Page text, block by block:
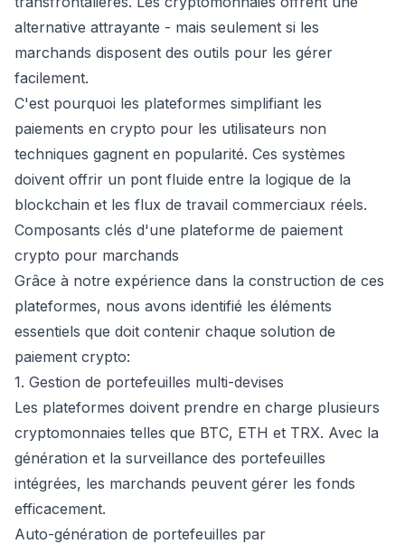
alternative attrayante - mais seulement si les
marchands disposent des outils pour les gérer
facilement.
C'est pourquoi les plateformes simplifiant les
paiements en crypto pour les utilisateurs non
techniques gagnent en popularité. Ces systèmes
doivent offrir un pont fluide entre la logique de la
blockchain et les flux de travail commerciaux réels.
Composants clés d'une plateforme de paiement
crypto pour marchands
Grâce à notre expérience dans la construction de ces
plateformes, nous avons identifié les éléments
essentiels que doit contenir chaque solution de
paiement crypto:
1. Gestion de portefeuilles multi-devises
Les plateformes doivent prendre en charge plusieurs
cryptomonnaies telles que BTC, ETH et TRX. Avec la
génération et la surveillance des portefeuilles
intégrées, les marchands peuvent gérer les fonds
efficacement.
Auto-génération de portefeuilles par